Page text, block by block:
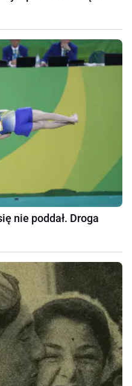
nie poddał. Droga